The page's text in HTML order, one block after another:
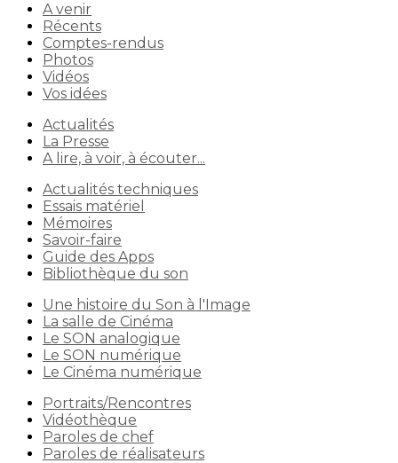
A venir
Récents
Comptes-rendus
Photos
Vidéos
Vos idées
Actualités
La Presse
A lire, à voir, à écouter...
Actualités techniques
Essais matériel
Mémoires
Savoir-faire
Guide des Apps
Bibliothèque du son
Une histoire du Son à l'Image
La salle de Cinéma
Le SON analogique
Le SON numérique
Le Cinéma numérique
Portraits/Rencontres
Vidéothèque
Paroles de chef
Paroles de réalisateurs